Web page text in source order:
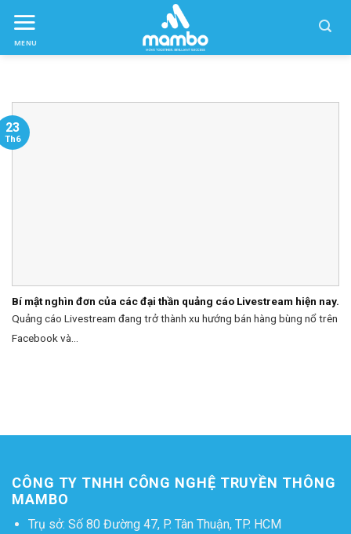
ctent
MENU
Bí mật nghìn đơn của các đại thần quảng cáo Livestream hiện nay.
Quảng cáo Livestream đang trở thành xu hướng bán hàng bùng nổ trên
Facebook và...
23
Th6
CÔNG TY TNHH CÔNG NGHỆ TRUYỀN THÔNG
MAMBO
Trụ sở: Số 80 Đường 47, P. Tân Thuận, TP. HCM